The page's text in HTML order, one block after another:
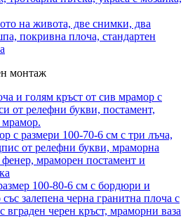
монтаж